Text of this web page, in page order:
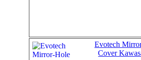
Evotech
Cover